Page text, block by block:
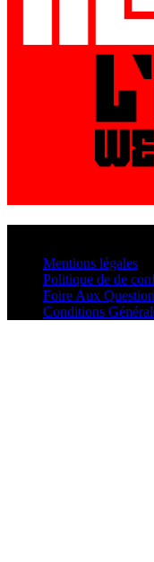
Mentions légales
Politique de de
Foire Aux
Conditions